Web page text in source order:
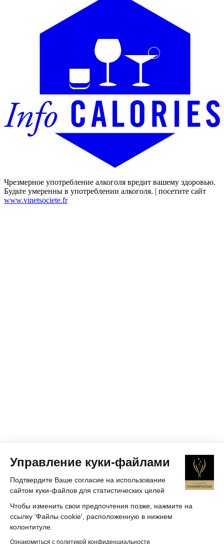
Управление куки-файлами
Подтвердите Ваше согласие на использование
сайтом куки-файлов для статистических целей
Чтобы изменить свои предпочтения позже, нажмите на
ссылку 'Файлы cookie', расположенную в нижнем
колонтитуле.
Ознакомиться с политикой конфиденциальности
Чрезмерное употребление алкоголя вредит вашему здоровью.
Будьте умеренны в употреблении алкоголя. | посетите сайт
www.vinetsociete.fr